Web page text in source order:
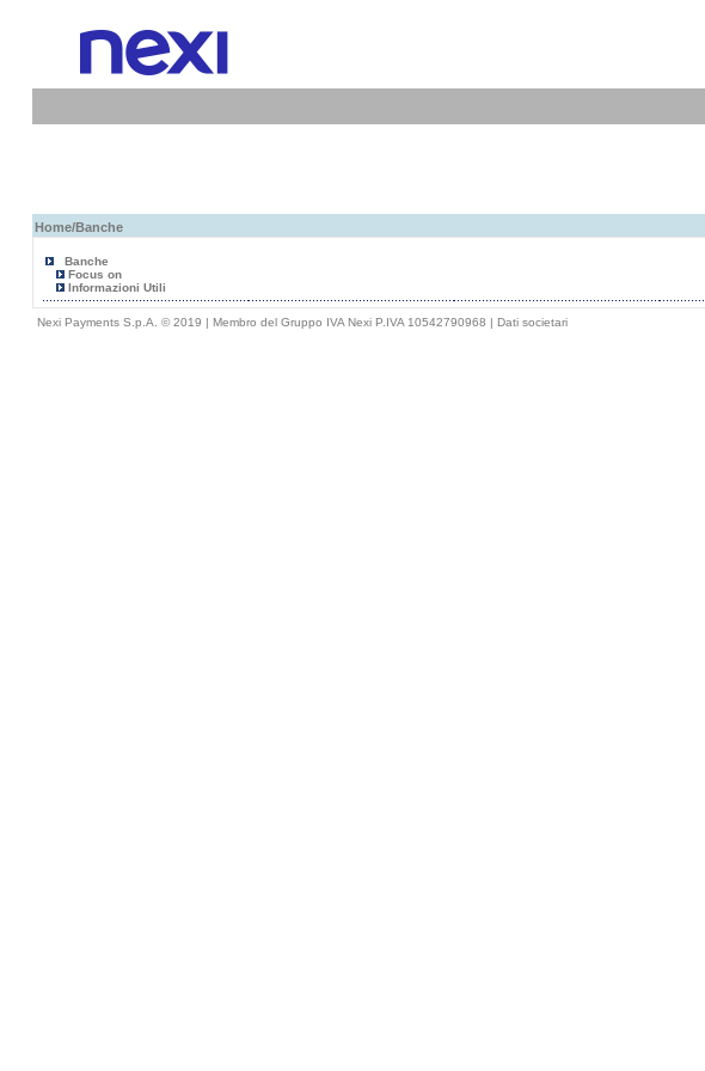
Home/Banche
Banche
Focus on
Informazioni Utili
Nexi Payments S.p.A. © 2019 | Membro del Gruppo IVA Nexi P.IVA 10542790968 | Dati societari